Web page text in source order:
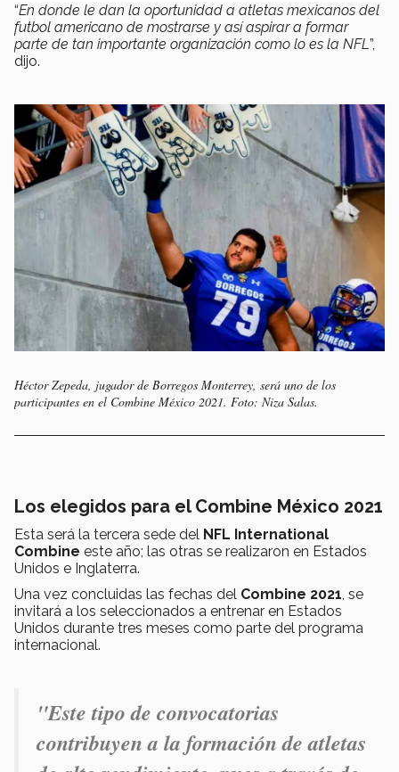
“En donde le dan la oportunidad a atletas mexicanos del
futbol americano de mostrarse y así aspirar a formar
parte de tan importante organización como lo es la NFL ”,
dijo.
Héctor Zepeda, jugador de Borregos Monterrey, será uno de los
participantes en el Combine México 2021. Foto: Niza Salas.
Los elegidos para el Combine México 2021
Esta será la tercera sede del NFL International
Combine este año; las otras se realizaron en Estados
Unidos e Inglaterra.
Una vez concluidas las fechas del Combine 2021, se
invitará a los seleccionados a entrenar en Estados
Unidos durante tres meses como parte del programa
internacional.
"Este tipo de convocatorias
contribuyen a la formación de atletas